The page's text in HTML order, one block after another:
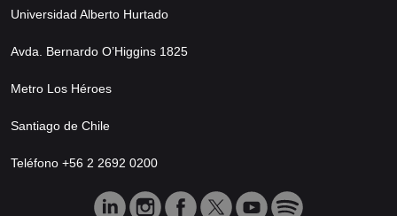
Universidad Alberto Hurtado
Avda. Bernardo O’Higgins 1825
Metro Los Héroes
Santiago de Chile
Teléfono +56 2 2692 0200